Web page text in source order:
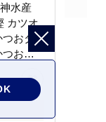
水産
カツオ
おタ
つおの
き 魚
刺身 冷
特産品
潮町 ギ